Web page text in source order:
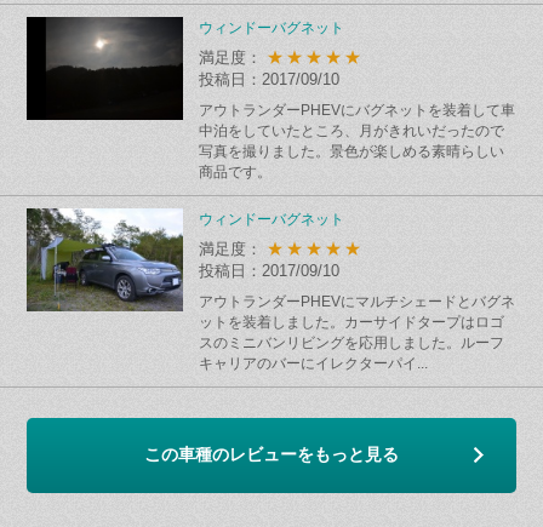
ウィンドーバグネット
満足度： ★★★★★
投稿日：2017/09/10
アウトランダーPHEVにバグネットを装着して車
中泊をしていたところ、月がきれいだったので
写真を撮りました。景色が楽しめる素晴らしい
商品です。
ウィンドーバグネット
満足度： ★★★★★
投稿日：2017/09/10
アウトランダーPHEVにマルチシェードとバグネ
ットを装着しました。カーサイドタープはロゴ
スのミニバンリビングを応用しました。ルーフ
キャリアのバーにイレクターパイ...
この車種のレビューをもっと見る